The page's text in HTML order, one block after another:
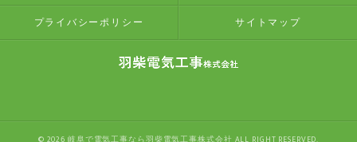
プライバシーポリシー サイトマップ